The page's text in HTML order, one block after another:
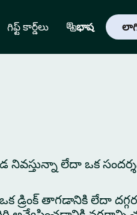
గిఫ్ట్ కార్డ్‌లు భాష
నివస్తున్నా లేదా ఒక
డ్రింక్ తాగడానికి లేదా